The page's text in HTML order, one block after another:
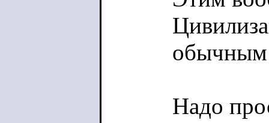
обычным
Надо